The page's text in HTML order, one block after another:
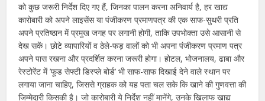
को कुछ जरूरी निर्देश दिए गए हैं, जिनका पालन करना अनिवार्य है, हर खाद्य
कारोबारी को अपने लाइसेंस या पंजीकरण प्रमाणपत्र की एक साफ-सुथरी प्रति
अपने प्रतिष्ठान में प्रमुख जगह पर लगानी होगी, ताकि उपभोक्ता उसे आसानी से
देख सकें। छोटे व्यापारियों व ठेले-फड़ वालों को भी अपना पंजीकरण प्रमाण पत्र
अपने पास रखना और प्रदर्शित करना जरूरी होगा। होटल, भोजनालय, ढाबा और
रेस्टोरेंट में ’फूड सेफ्टी डिस्प्ले बोर्ड’ भी साफ-साफ दिखाई देने वाले स्थान पर
लगाया जाना चाहिए, जिससे ग्राहक को यह पता चल सके कि खाने की गुणवत्ता की
जिम्मेदारी किसकी है। जो कारोबारी ये निर्देश नहीं मानेंगे, उनके खिलाफ खाद्य